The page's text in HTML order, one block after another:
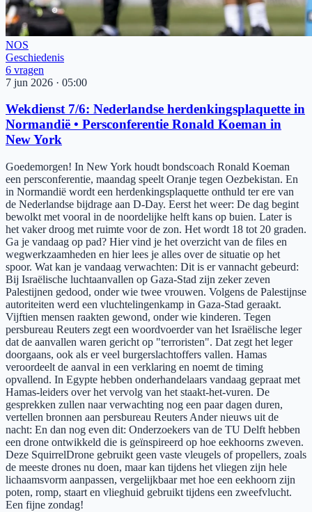
NOS
Geschiedenis
6 vragen
7 jun 2026 · 05:00
Wekdienst 7/6: Nederlandse herdenkingsplaquette in
Normandië • Persconferentie Ronald Koeman in
New York
Goedemorgen! In New York houdt bondscoach Ronald Koeman
een persconferentie, maandag speelt Oranje tegen Oezbekistan. En
in Normandië wordt een herdenkingsplaquette onthuld ter ere van
de Nederlandse bijdrage aan D-Day. Eerst het weer: De dag begint
bewolkt met vooral in de noordelijke helft kans op buien. Later is
het vaker droog met ruimte voor de zon. Het wordt 18 tot 20 graden.
Ga je vandaag op pad? Hier vind je het overzicht van de files en
wegwerkzaamheden en hier lees je alles over de situatie op het
spoor. Wat kan je vandaag verwachten: Dit is er vannacht gebeurd:
Bij Israëlische luchtaanvallen op Gaza-Stad zijn zeker zeven
Palestijnen gedood, onder wie twee vrouwen. Volgens de Palestijnse
autoriteiten werd een vluchtelingenkamp in Gaza-Stad geraakt.
Vijftien mensen raakten gewond, onder wie kinderen. Tegen
persbureau Reuters zegt een woordvoerder van het Israëlische leger
dat de aanvallen waren gericht op "terroristen". Dat zegt het leger
doorgaans, ook als er veel burgerslachtoffers vallen. Hamas
veroordeelt de aanval in een verklaring en noemt de timing
opvallend. In Egypte hebben onderhandelaars vandaag gepraat met
Hamas-leiders over het vervolg van het staakt-het-vuren. De
gesprekken zullen naar verwachting nog een paar dagen duren,
vertellen bronnen aan persbureau Reuters Ander nieuws uit de
nacht: En dan nog even dit: Onderzoekers van de TU Delft hebben
een drone ontwikkeld die is geïnspireerd op hoe eekhoorns zweven.
Deze SquirrelDrone gebruikt geen vaste vleugels of propellers, zoals
de meeste drones nu doen, maar kan tijdens het vliegen zijn hele
lichaamsvorm aanpassen, vergelijkbaar met hoe een eekhoorn zijn
poten, romp, staart en vlieghuid gebruikt tijdens een zweefvlucht.
Een fijne zondag!